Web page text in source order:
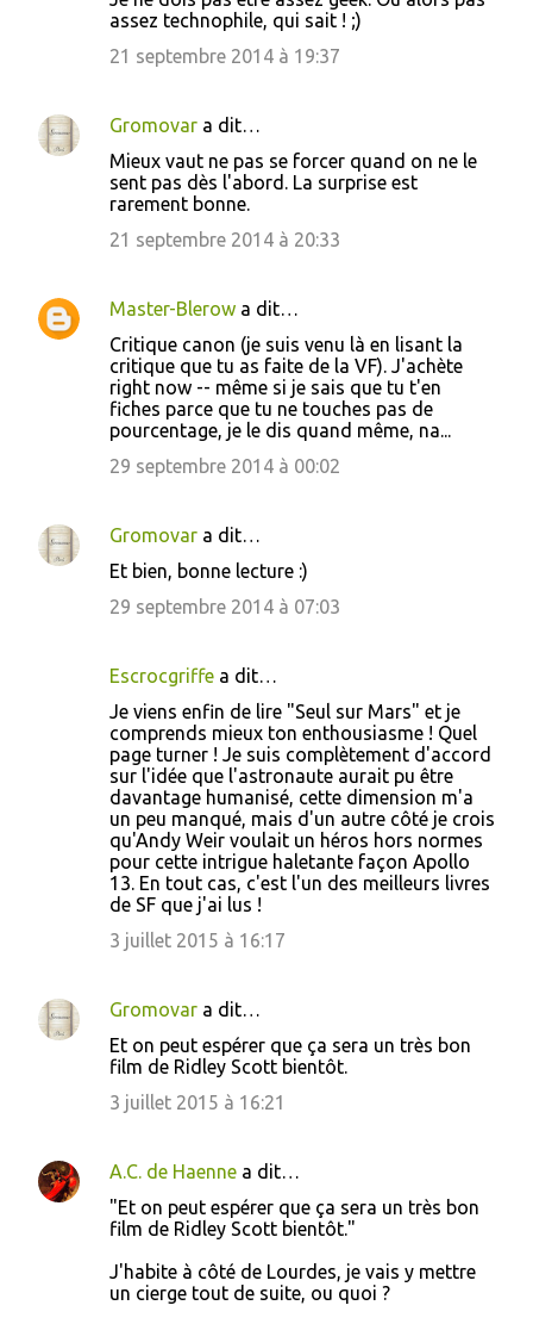
assez technophile, qui sait ! ;)
21 septembre 2014 à 19:37
Gromovar a dit…
Mieux vaut ne pas se forcer quand on ne le
sent pas dès l'abord. La surprise est
rarement bonne.
21 septembre 2014 à 20:33
Master-Blerow a dit…
Critique canon (je suis venu là en lisant la
critique que tu as faite de la VF). J'achète
right now -- même si je sais que tu t'en
fiches parce que tu ne touches pas de
pourcentage, je le dis quand même, na...
29 septembre 2014 à 00:02
Gromovar a dit…
Et bien, bonne lecture :)
29 septembre 2014 à 07:03
Escrocgriffe a dit…
Je viens enfin de lire "Seul sur Mars" et je
comprends mieux ton enthousiasme ! Quel
page turner ! Je suis complètement d'accord
sur l'idée que l'astronaute aurait pu être
davantage humanisé, cette dimension m'a
un peu manqué, mais d'un autre côté je crois
qu'Andy Weir voulait un héros hors normes
pour cette intrigue haletante façon Apollo
13. En tout cas, c'est l'un des meilleurs livres
de SF que j'ai lus !
3 juillet 2015 à 16:17
Gromovar a dit…
Et on peut espérer que ça sera un très bon
film de Ridley Scott bientôt.
3 juillet 2015 à 16:21
A.C. de Haenne a dit…
"Et on peut espérer que ça sera un très bon
film de Ridley Scott bientôt."
J'habite à côté de Lourdes, je vais y mettre
un cierge tout de suite, ou quoi ?